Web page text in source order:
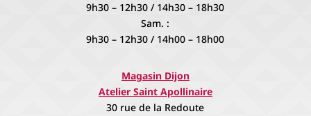
9h30 – 12h30 / 14h30 – 18h30
Sam. :
9h30 – 12h30 / 14h00 – 18h00
Magasin Dijon
Atelier Saint Apollinaire
30 rue de la Redoute